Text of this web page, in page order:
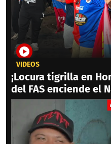
VIDEOS
¡Locura tigrilla en
del FAS enciende el